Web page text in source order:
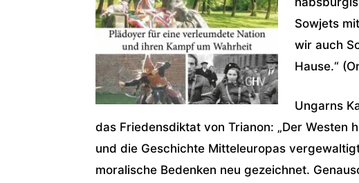
Sowjets
wir auch
Hause.“
Ungarns
das Friedensdiktat von Trianon: „Der Westen
und die Geschichte Mitteleuropas
moralische Bedenken neu gezeichnet.